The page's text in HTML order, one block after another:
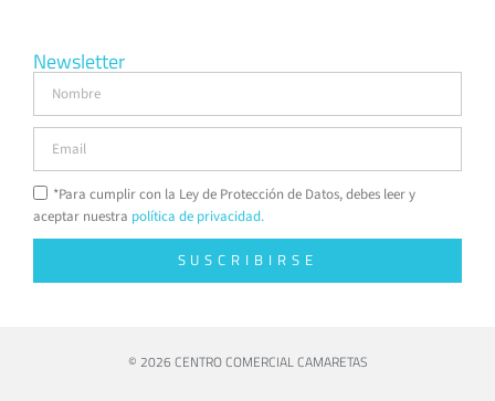
Newsletter
*Para cumplir con la Ley de Protección de Datos, debes leer y
aceptar nuestra política de privacidad.
SUSCRIBIRSE
© 2026 CENTRO COMERCIAL CAMARETAS